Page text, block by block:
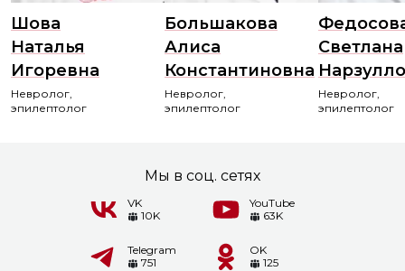
Шова
Наталья
Игоревна
Невролог,
эпилептолог
Большакова
Алиса
Константиновна
Невролог,
эпилептолог
Светлана
Невролог,
эпилептолог
Мы в соц. сетях
VK
10K
YouTube
63K
Telegram
751
OK
125